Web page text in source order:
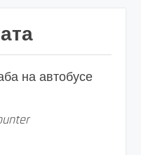
на автобусе